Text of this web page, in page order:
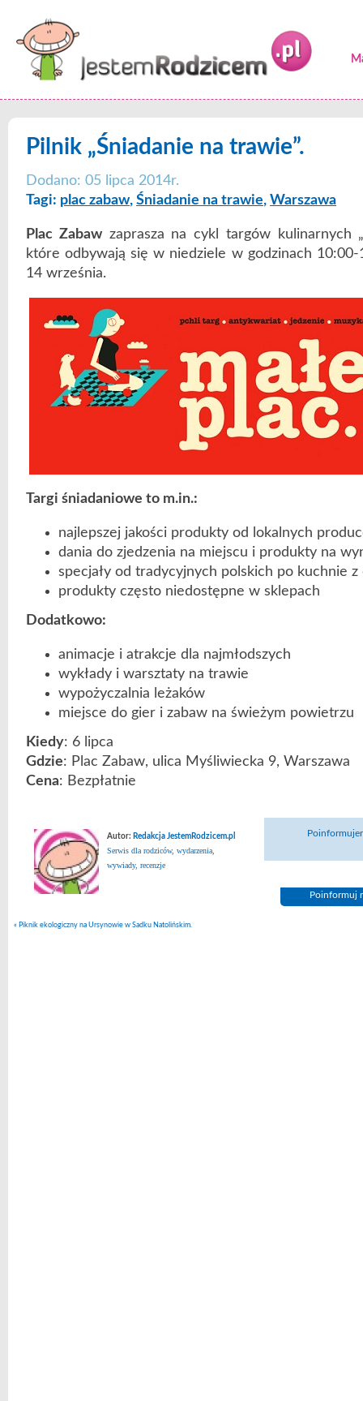
Pilnik „Śniadanie na trawie”.
Dodano: 05 lipca 2014r.
Tagi: plac zabaw, Śniadanie na trawie, Warszawa
Plac Zabawzaprasza na cykl targów kulinarnych
które odbywają się w niedziele w godzinach
14 września.
Targi śniadaniowe to m.in.:
najlepszej jakości produkty od lokalnych
dania do zjedzenia na miejscu i produkty na
specjały od tradycyjnych polskich po kuchnie z
produkty często niedostępne w sklepach
Dodatkowo:
animacje i atrakcje dla najmłodszych
wykłady i warsztaty na trawie
wypożyczalnia leżaków
miejsce do gier i zabaw na świeżym powietrzu
Kiedy: 6 lipca
Gdzie: Plac Zabaw, ulica Myśliwiecka 9, Warszawa
Cena: Bezpłatnie
Autor: Redakcja JestemRodzicem.pl
Serwis dla rodziców, wydarzenia,
wywiady, recenzje
Poinformuj
« Piknik ekologiczny na Ursynowie w Sadku Natolińskim.